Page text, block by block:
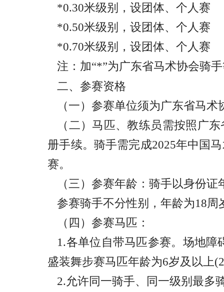
*0.30米级别，设团体、个人赛
*0.50米级别，设团体、个人赛
*0.70米级别，设团体、个人赛
注：加“*”为广东省马术协会骑
二、参赛资格
（一）参赛单位须为广东省马
（二）马匹、教练员需按照广
册手续。骑手需完成2025年中国
赛。
（三）参赛年龄：骑手以身份证
参赛骑手不分性别，年龄为18
（四）参赛马匹：
1.各单位自带马匹参赛。场地障
盛装舞步赛马匹年龄为6岁及以上
2.允许同一骑手、同一级别最多